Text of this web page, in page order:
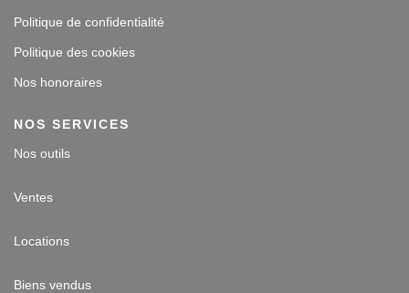
Politique de confidentialité
Politique des cookies
Nos honoraires
NOS SERVICES
Nos outils
Ventes
Locations
Biens vendus